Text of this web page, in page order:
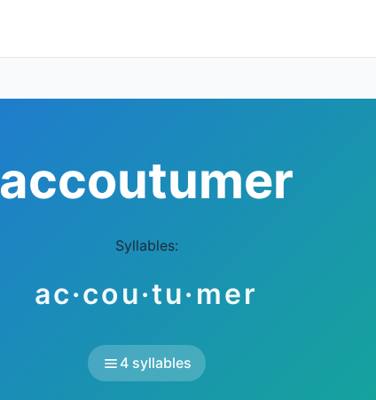
accoutumer
Syllables:
ac·cou·tu·mer
4 syllables